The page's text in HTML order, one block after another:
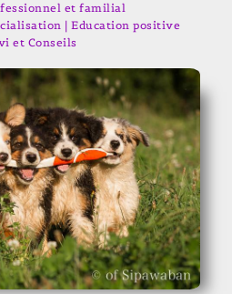
et familial
| Education positive
et Conseils